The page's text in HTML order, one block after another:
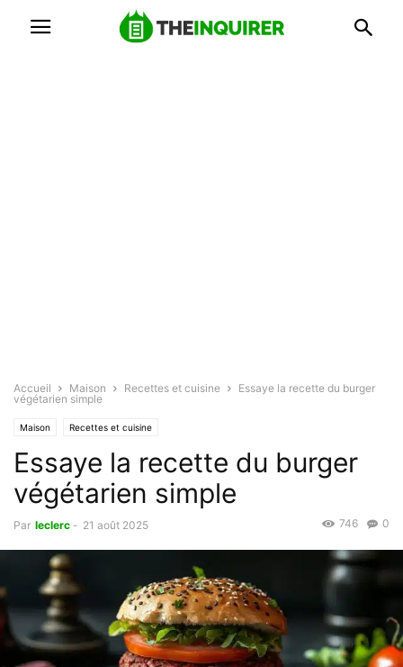
Accueil Maison Recettes et cuisine
Essaye la recette du burger
végétarien simple
Maison Recettes et cuisine
Essaye la recette du burger
végétarien simple
Par leclerc - 21 août 2025 0
746